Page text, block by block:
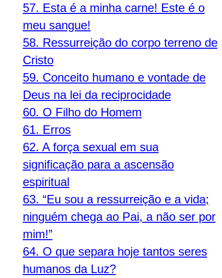
57. Esta é a minha carne! Este é o
meu sangue!
58. Ressurreição do corpo terreno de
Cristo
59. Conceito humano e vontade de
Deus na lei da reciprocidade
60. O Filho do Homem
61. Erros
62. A força sexual em sua
significação para a ascensão
espiritual
63. “Eu sou a ressurreição e a vida;
ninguém chega ao Pai, a não ser por
mim!”
64. O que separa hoje tantos seres
humanos da Luz?